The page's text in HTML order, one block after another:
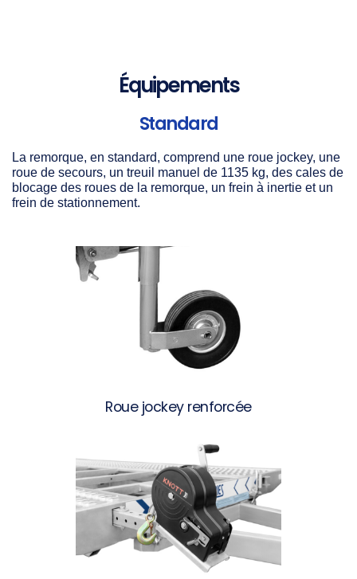
Équipements
Standard
La remorque, en standard, comprend une roue jockey, une
roue de secours, un treuil manuel de 1135 kg, des cales de
blocage des roues de la remorque, un frein à inertie et un
frein de stationnement.
Roue jockey renforcée